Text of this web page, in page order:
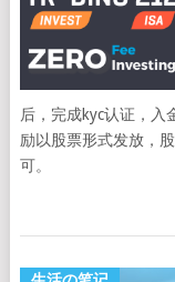
后，完成kyc认证，入
励以股票形式发放，
可。